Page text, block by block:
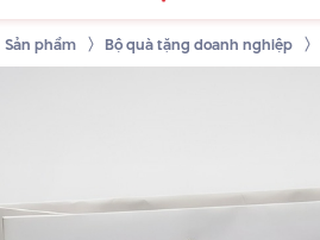
Sản phẩm Bộ quà tặng doanh nghiệp